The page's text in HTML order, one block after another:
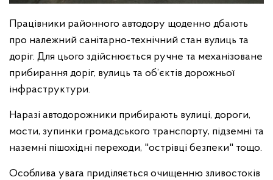
Працівники районного автодору щоденно дбають
про належний санітарно-технічний стан вулиць та
доріг. Для цього здійснюється ручне та механізоване
прибирання доріг, вулиць та об’єктів дорожньої
інфраструктури.
Наразі автодорожники прибирають вулиці, дороги,
мости, зупинки громадського транспорту, підземні та
наземні пішохідні переходи, "острівці безпеки" тощо.
Особлива увага приділяється очищенню зливостоків